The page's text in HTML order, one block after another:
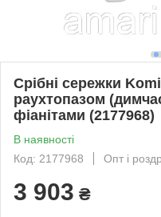
Срібні сережки
раухтопазом
фіанітами (2177968)
В наявності
Код: 2177968
Опт і
3 903 ₴